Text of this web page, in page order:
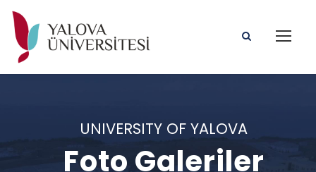
UNIVERSITY OF YALOVA
Foto Galeriler